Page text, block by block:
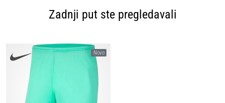
Zadnji put ste pregledavali
Novo